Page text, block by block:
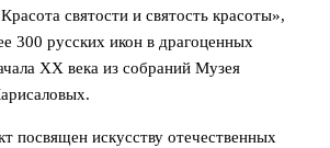
святости и святость красоты»,
300 русских икон в драгоценных
XX века из собраний Музея
посвящен искусству отечественных